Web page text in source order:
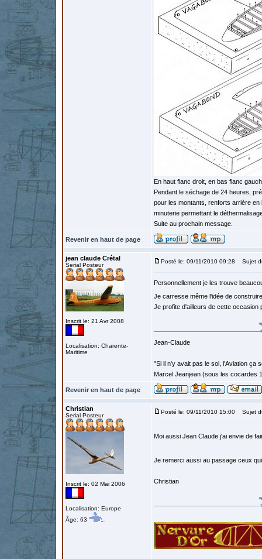
En haut flanc droit, en bas flanc
Pendant le séchage de 24 heures,
pour les montants, renforts arrière en
minuterie permettant le
Suite au prochain message.
Revenir en haut de page
jean claude Crétal
Serial Posteur
Inscrit le: 21 Avr 2008
Localisation: Charente-
Maritime
Posté le: 09/11/2010 09:28 Sujet
Personnellement je les trouve
Je carresse même l'idée de
Je profite d'ailleurs de cette
Jean-Claude
"Si il n'y avait pas le sol, l'Aviation ça
Marcel Jeanjean (sous les cocardes
Revenir en haut de page
Christian
Serial Posteur
Inscrit le: 02 Mai 2006
Localisation: Europe
Âge: 63
Posté le: 09/11/2010 15:00 Sujet
Moi aussi Jean Claude j'ai envie de
Je remerci aussi au passage ceux
Christian